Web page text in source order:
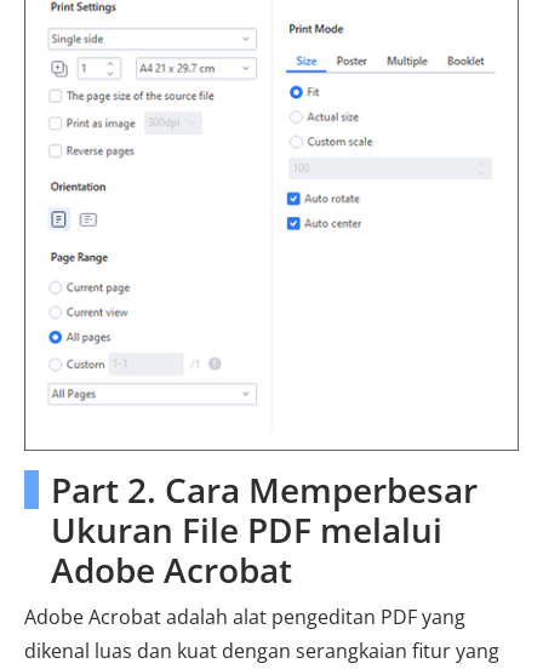
Part 2. Cara Memperbesar
Ukuran File PDF melalui
Adobe Acrobat
Adobe Acrobat adalah alat pengeditan PDF yang
dikenal luas dan kuat dengan serangkaian fitur yang